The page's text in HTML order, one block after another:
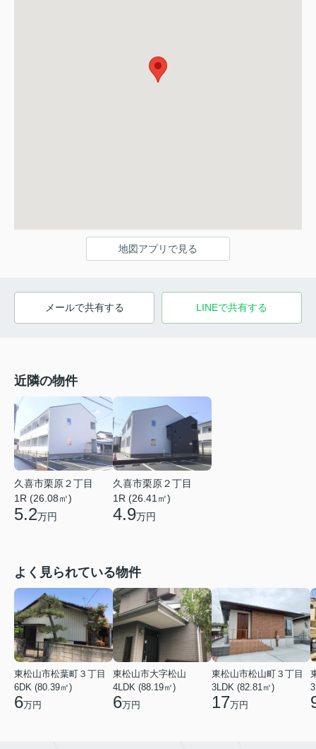
地図アプリで見る
メールで共有する LINEで共有する
近隣の物件
久喜市栗原２丁目
1R (26.08㎡)
5.2万円
久喜市栗原２丁目
1R (26.41㎡)
4.9万円
よく見られている物件
東松山市松葉町３丁目
6DK (80.39㎡)
6万円
東松山市大字松山
4LDK (88.19㎡)
6万円
東松山市松山町３丁目
3LDK (82.81㎡)
17万円